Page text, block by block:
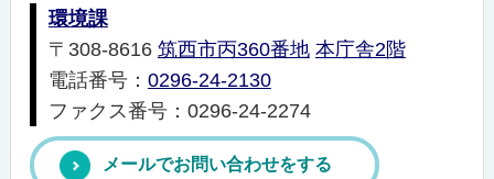
環境課
〒308-8616 筑西市丙360番地 本庁舎2階
電話番号： 0296-24-2130
ファクス番号：0296-24-2274
メールでお問い合わせをする